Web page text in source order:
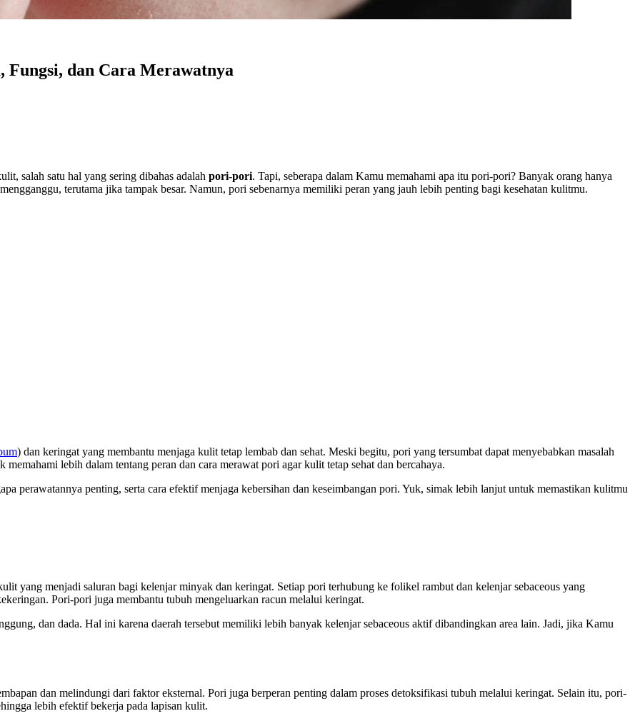
dan Cara Merawatnya
salah satu hal yang sering dibahas adalah pori-pori. Tapi, seberapa dalam Kamu memahami apa itu pori-pori? Banyak orang hanya
terutama jika tampak besar. Namun, pori sebenarnya memiliki peran yang jauh lebih penting bagi kesehatan kulitmu.
) dan keringat yang membantu menjaga kulit tetap lembab dan sehat. Meski begitu, pori yang tersumbat dapat menyebabkan masalah
lebih dalam tentang peran dan cara merawat pori agar kulit tetap sehat dan bercahaya.
perawatannya penting, serta cara efektif menjaga kebersihan dan keseimbangan pori. Yuk, simak lebih lanjut untuk memastikan kulitmu
yang menjadi saluran bagi kelenjar minyak dan keringat. Setiap pori terhubung ke folikel rambut dan kelenjar sebaceous yang
Pori-pori juga membantu tubuh mengeluarkan racun melalui keringat.
dan dada. Hal ini karena daerah tersebut memiliki lebih banyak kelenjar sebaceous aktif dibandingkan area lain. Jadi, jika Kamu
dan melindungi dari faktor eksternal. Pori juga berperan penting dalam proses detoksifikasi tubuh melalui keringat. Selain itu, pori-
lebih efektif bekerja pada lapisan kulit.